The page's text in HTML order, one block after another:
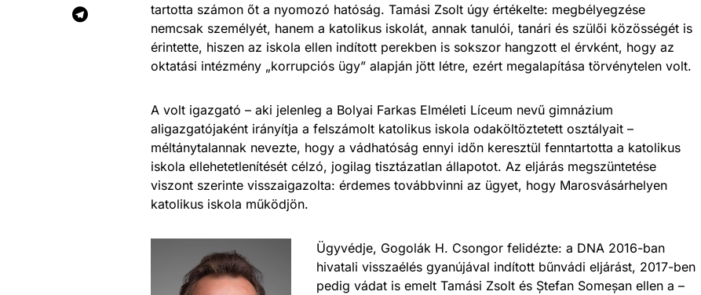
tartotta számon őt a nyomozó hatóság. Tamási Zsolt úgy értékelte: megbélyegzése
nemcsak személyét, hanem a katolikus iskolát, annak tanulói, tanári és szülői közösségét is
érintette, hiszen az iskola ellen indított perekben is sokszor hangzott el érvként, hogy az
oktatási intézmény „korrupciós ügy” alapján jött létre, ezért megalapítása törvénytelen volt.
A volt igazgató – aki jelenleg a Bolyai Farkas Elméleti Líceum nevű gimnázium
aligazgatójaként irányítja a felszámolt katolikus iskola odaköltöztetett osztályait –
méltánytalannak nevezte, hogy a vádhatóság ennyi időn keresztül fenntartotta a katolikus
iskola ellehetetlenítését célzó, jogilag tisztázatlan állapotot. Az eljárás megszüntetése
viszont szerinte visszaigazolta: érdemes továbbvinni az ügyet, hogy Marosvásárhelyen
katolikus iskola működjön.
Ügyvédje, Gogolák H. Csongor felidézte: a DNA 2016-ban
hivatali visszaélés gyanújával indított bűnvádi eljárást, 2017-ben
pedig vádat is emelt Tamási Zsolt és Ștefan Someșan ellen a –